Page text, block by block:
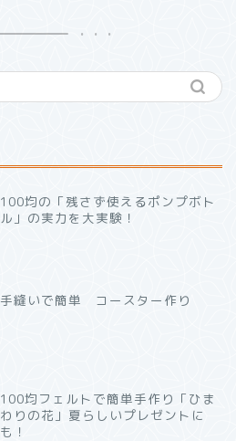
100均の「残さず使えるポンプボト
ル」の実力を大実験！
手縫いで簡単 コースター作り
100均フェルトで簡単手作り「ひま
わりの花」夏らしいプレゼントに
も！